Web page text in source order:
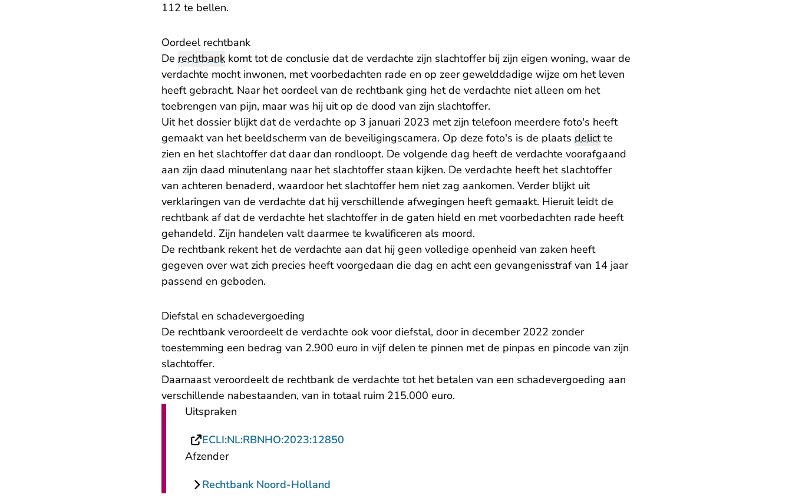
112 te bellen.
Oordeel rechtbank
De rechtbank komt tot de conclusie dat de verdachte zijn slachtoffer bij zijn eigen woning, waar de
verdachte mocht inwonen, met voorbedachten rade en op zeer gewelddadige wijze om het leven
heeft gebracht. Naar het oordeel van de rechtbank ging het de verdachte niet alleen om het
toebrengen van pijn, maar was hij uit op de dood van zijn slachtoffer.
Uit het dossier blijkt dat de verdachte op 3 januari 2023 met zijn telefoon meerdere foto's heeft
gemaakt van het beeldscherm van de beveiligingscamera. Op deze foto's is de plaats delictte
zien en het slachtoffer dat daar dan rondloopt. De volgende dag heeft de verdachte voorafgaand
aan zijn daad minutenlang naar het slachtoffer staan kijken. De verdachte heeft het slachtoffer
van achteren benaderd, waardoor het slachtoffer hem niet zag aankomen. Verder blijkt uit
verklaringen van de verdachte dat hij verschillende afwegingen heeft gemaakt. Hieruit leidt de
rechtbank af dat de verdachte het slachtoffer in de gaten hield en met voorbedachten rade heeft
gehandeld. Zijn handelen valt daarmee te kwalificeren als moord.
De rechtbank rekent het de verdachte aan dat hij geen volledige openheid van zaken heeft
gegeven over wat zich precies heeft voorgedaan die dag en acht een gevangenisstraf van 14 jaar
passend en geboden.
Diefstal en schadevergoeding
De rechtbank veroordeelt de verdachte ook voor diefstal, door in december 2022 zonder
toestemming een bedrag van 2.900 euro in vijf delen te pinnen met de pinpas en pincode van zijn
slachtoffer.
Daarnaast veroordeelt de rechtbank de verdachte tot het betalen van een schadevergoeding aan
verschillende nabestaanden, van in totaal ruim 215.000 euro.
Uitspraken
ECLI:NL:RBNHO:2023:12850
Afzender
Rechtbank Noord-Holland